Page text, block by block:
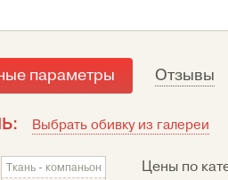
параметры Отзывы
Выбрать обивку из галереи
Ткань - компаньон Цены по